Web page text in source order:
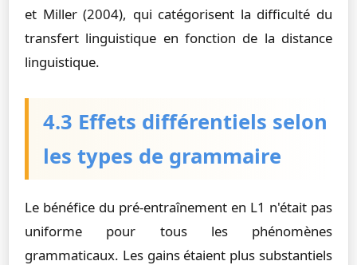
et Miller (2004), qui catégorisent la difficulté du
transfert linguistique en fonction de la distance
linguistique.
4.3 Effets différentiels selon
les types de grammaire
Le bénéfice du pré-entraînement en L1 n'était pas
uniforme pour tous les phénomènes
grammaticaux. Les gains étaient plus substantiels